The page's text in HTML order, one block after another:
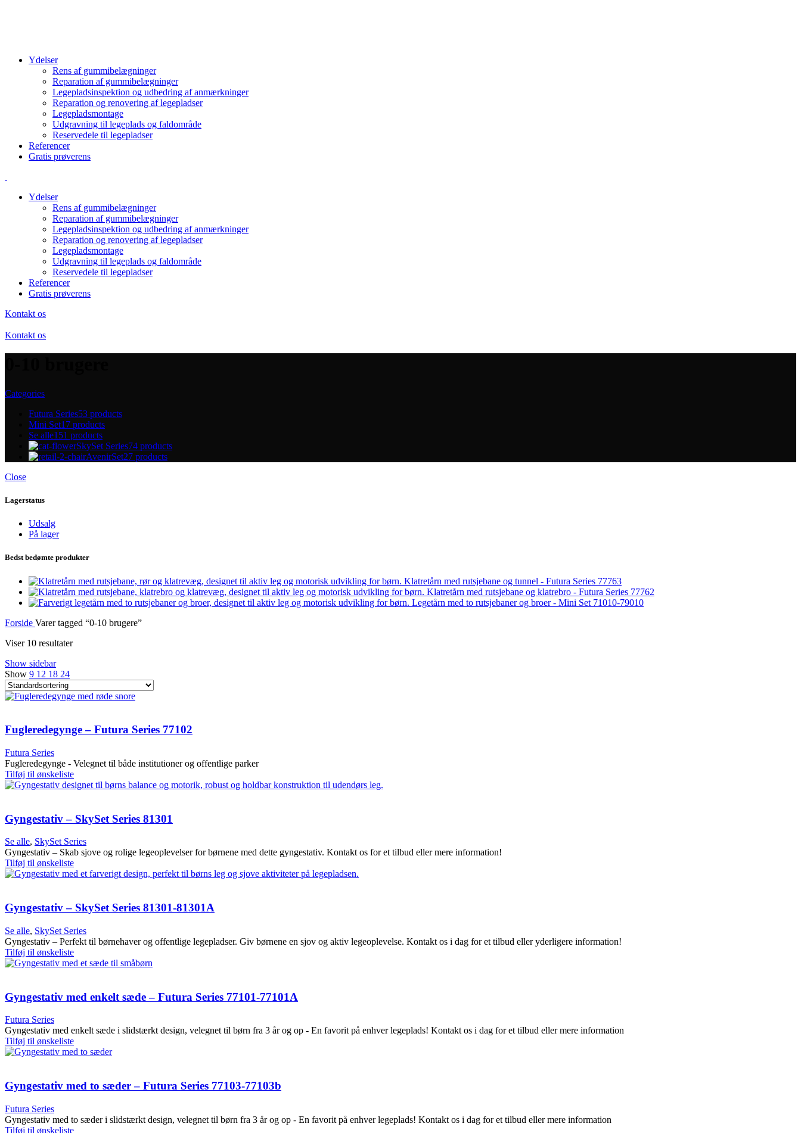
Ydelser
Rens af gummibelægninger
Reparation af gummibelægninger
Legepladsinspektion og udbedring af anmærkninger
Reparation og renovering af legepladser
Legepladsmontage
Udgravning til legeplads og faldområde
Reservedele til legepladser
Referencer
Gratis prøverens
Ydelser
Rens af gummibelægninger
Reparation af gummibelægninger
Legepladsinspektion og udbedring af anmærkninger
Reparation og renovering af legepladser
Legepladsmontage
Udgravning til legeplads og faldområde
Reservedele til legepladser
Referencer
Gratis prøverens
Kontakt os
Kontakt os
Categories
Futura Series53 products
Mini Set17 products
Se alle151 products
SkySet Series74 products
AvenirSet27 products
Close
Lagerstatus
Udsalg
På lager
Bedst bedømte produkter
Klatretårn med rutsjebane og tunnel - Futura Series 77763
Klatretårn med rutsjebane og klatrebro - Futura Series 77762
Legetårn med to rutsjebaner og broer - Mini Set 71010-79010
Forside Varer tagged “0-10 brugere”
Viser 10 resultater
Show sidebar
Show 9 12 18 24
Fugleredegynge – Futura Series 77102
Futura Series
Fugleredegynge - Velegnet til både institutioner og offentlige parker
Tilføj til ønskeliste
Gyngestativ – SkySet Series 81301
Se alle, SkySet Series
Gyngestativ – Skab sjove og rolige legeoplevelser for børnene med dette gyngestativ. Kontakt os for et tilbud eller mere information!
Tilføj til ønskeliste
Gyngestativ – SkySet Series 81301-81301A
Se alle, SkySet Series
Gyngestativ – Perfekt til børnehaver og offentlige legepladser. Giv børnene en sjov og aktiv legeoplevelse. Kontakt os i dag for et tilbud eller yderligere information!
Tilføj til ønskeliste
Gyngestativ med enkelt sæde – Futura Series 77101-77101A
Futura Series
Gyngestativ med enkelt sæde i slidstærkt design, velegnet til børn fra 3 år og op - En favorit på enhver legeplads! Kontakt os i dag for et tilbud eller mere information
Tilføj til ønskeliste
Gyngestativ med to sæder – Futura Series 77103-77103b
Futura Series
Gyngestativ med to sæder i slidstærkt design, velegnet til børn fra 3 år og op - En favorit på enhver legeplads! Kontakt os i dag for et tilbud eller mere information
Tilføj til ønskeliste